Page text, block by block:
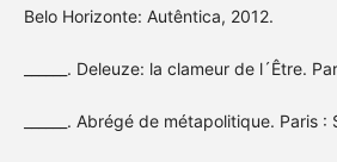
Belo Horizonte: Autêntica, 2012.
______. Deleuze: la clameur de l´Être.
______. Abrégé de métapolitique. Paris :